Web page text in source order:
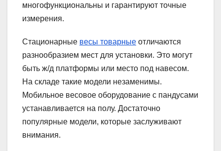
многофункциональны и гарантируют точные
измерения.
Стационарные весы товарные отличаются
разнообразием мест для установки. Это могут
быть ж/д платформы или место под навесом.
На складе такие модели незаменимы.
Мобильное весовое оборудование с пандусами
устанавливается на полу. Достаточно
популярные модели, которые заслуживают
внимания.